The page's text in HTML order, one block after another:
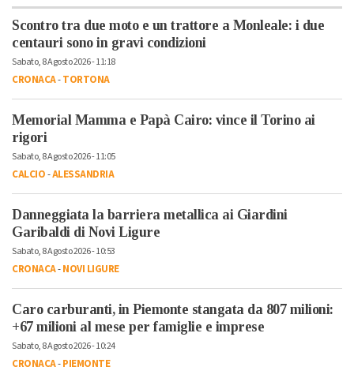
Scontro tra due moto e un trattore a Monleale: i due
centauri sono in gravi condizioni
Sabato, 8 Agosto 2026 - 11:18
CRONACA-TORTONA
Memorial Mamma e Papà Cairo: vince il Torino ai
rigori
Sabato, 8 Agosto 2026 - 11:05
CALCIO-ALESSANDRIA
Danneggiata la barriera metallica ai Giardini
Garibaldi di Novi Ligure
Sabato, 8 Agosto 2026 - 10:53
CRONACA-NOVI LIGURE
Caro carburanti, in Piemonte stangata da 807 milioni:
+67 milioni al mese per famiglie e imprese
Sabato, 8 Agosto 2026 - 10:24
CRONACA-PIEMONTE